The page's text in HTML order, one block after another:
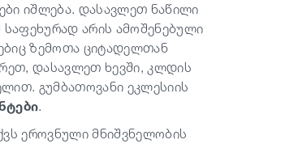
იშლება. დასავლეთ ნაწილი
არის ამოშენებული
ზემოთა ციტადელთან
დასავლეთ ხევში, კლდის
გუმბათოვანი ეკლესიის
.
ეროვნული მნიშვნელობის